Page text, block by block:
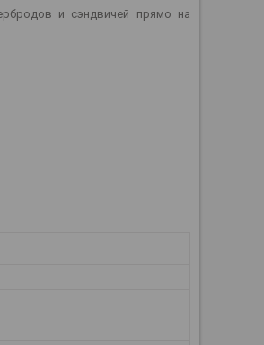
и сэндвичей прямо на